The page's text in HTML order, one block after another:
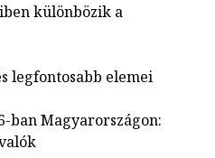
különbözik a
legfontosabb elemei
ban Magyarországon: